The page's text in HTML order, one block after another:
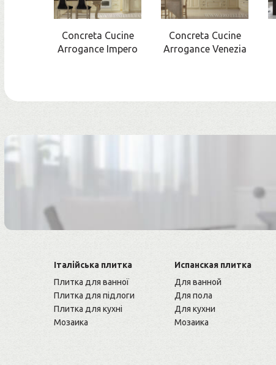
Concreta Cucine
Arrogance Impero
Concreta Cucine
Arrogance Venezia
Італійська плитка
Плитка для ванної
Плитка для підлоги
Плитка для кухні
Мозаика
Испанская плитка
Для ванной
Для пола
Для кухни
Мозаика